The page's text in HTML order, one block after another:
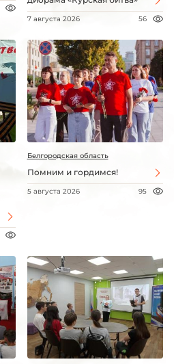
7 августа 2026 56
Белгородская область
Помним и гордимся!
5 августа 2026 95